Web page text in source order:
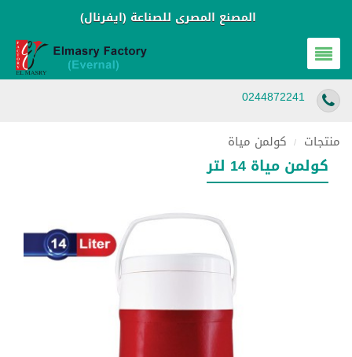
المصنع المصرى للصناعة (ايفرنال)
0244872241
منتجات / كولمن مياة
كولمن مياة 14 لتر